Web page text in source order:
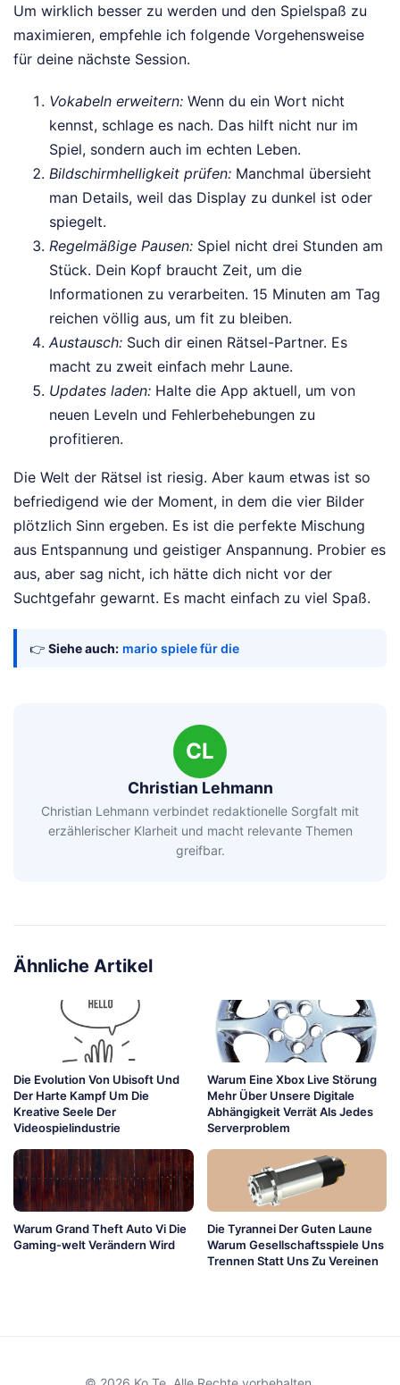
Um wirklich besser zu werden und den Spielspaß zu
maximieren, empfehle ich folgende Vorgehensweise
für deine nächste Session.
Vokabeln erweitern: Wenn du ein Wort nicht
kennst, schlage es nach. Das hilft nicht nur im
Spiel, sondern auch im echten Leben.
Bildschirmhelligkeit prüfen: Manchmal übersieht
man Details, weil das Display zu dunkel ist oder
spiegelt.
Regelmäßige Pausen: Spiel nicht drei Stunden am
Stück. Dein Kopf braucht Zeit, um die
Informationen zu verarbeiten. 15 Minuten am Tag
reichen völlig aus, um fit zu bleiben.
Austausch: Such dir einen Rätsel-Partner. Es
macht zu zweit einfach mehr Laune.
Updates laden: Halte die App aktuell, um von
neuen Leveln und Fehlerbehebungen zu
profitieren.
Die Welt der Rätsel ist riesig. Aber kaum etwas ist so
befriedigend wie der Moment, in dem die vier Bilder
plötzlich Sinn ergeben. Es ist die perfekte Mischung
aus Entspannung und geistiger Anspannung. Probier es
aus, aber sag nicht, ich hätte dich nicht vor der
Suchtgefahr gewarnt. Es macht einfach zu viel Spaß.
👉 Siehe auch: mario spiele für die
CL
Christian Lehmann
Christian Lehmann verbindet redaktionelle Sorgfalt mit
erzählerischer Klarheit und macht relevante Themen
greifbar.
Ähnliche Artikel
Die Evolution Von Ubisoft Und
Der Harte Kampf Um Die
Kreative Seele Der
Videospielindustrie
Warum Eine Xbox Live Störung
Mehr Über Unsere Digitale
Abhängigkeit Verrät Als Jedes
Serverproblem
Warum Grand Theft Auto Vi Die
Gaming-welt Verändern Wird
Die Tyrannei Der Guten Laune
Warum Gesellschaftsspiele Uns
Trennen Statt Uns Zu Vereinen